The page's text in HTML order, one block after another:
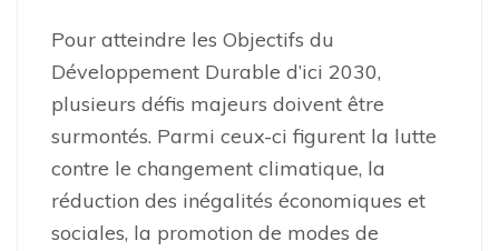
Pour atteindre les Objectifs du
Développement Durable d’ici 2030,
plusieurs défis majeurs doivent être
surmontés. Parmi ceux-ci figurent la lutte
contre le changement climatique, la
réduction des inégalités économiques et
sociales, la promotion de modes de